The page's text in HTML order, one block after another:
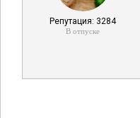
Репутация: 3284
В отпуске